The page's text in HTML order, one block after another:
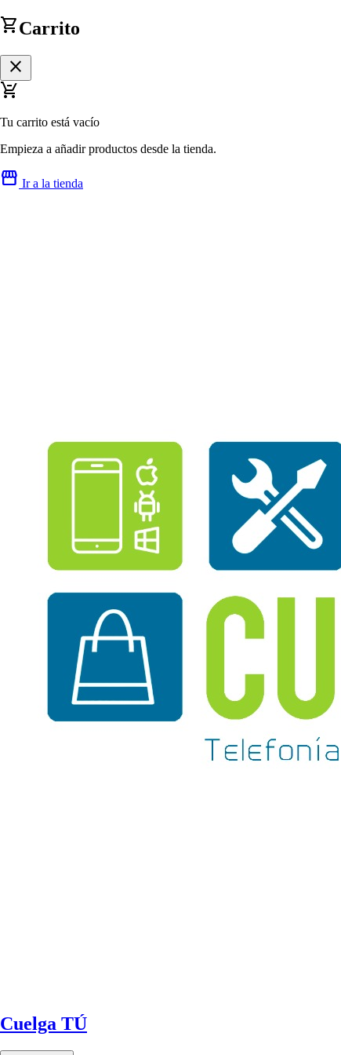
shopping_cartCarrito
close
remove_shopping_cart
Tu carrito está vacío
Empieza a añadir productos desde la tienda.
storefront Ir a la tienda
Cuelga TÚ